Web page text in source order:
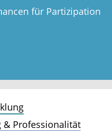
für Partizipation
& Professionalität